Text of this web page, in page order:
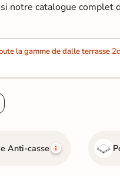
notre catalogue complet
la gamme de dalle terrasse
Anti-casse